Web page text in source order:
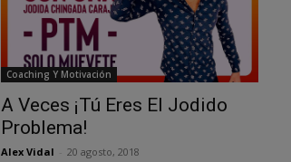
Coaching Y Motivación
A Veces ¡Tú Eres El Jodido
Problema!
Alex Vidal 20 agosto, 2018